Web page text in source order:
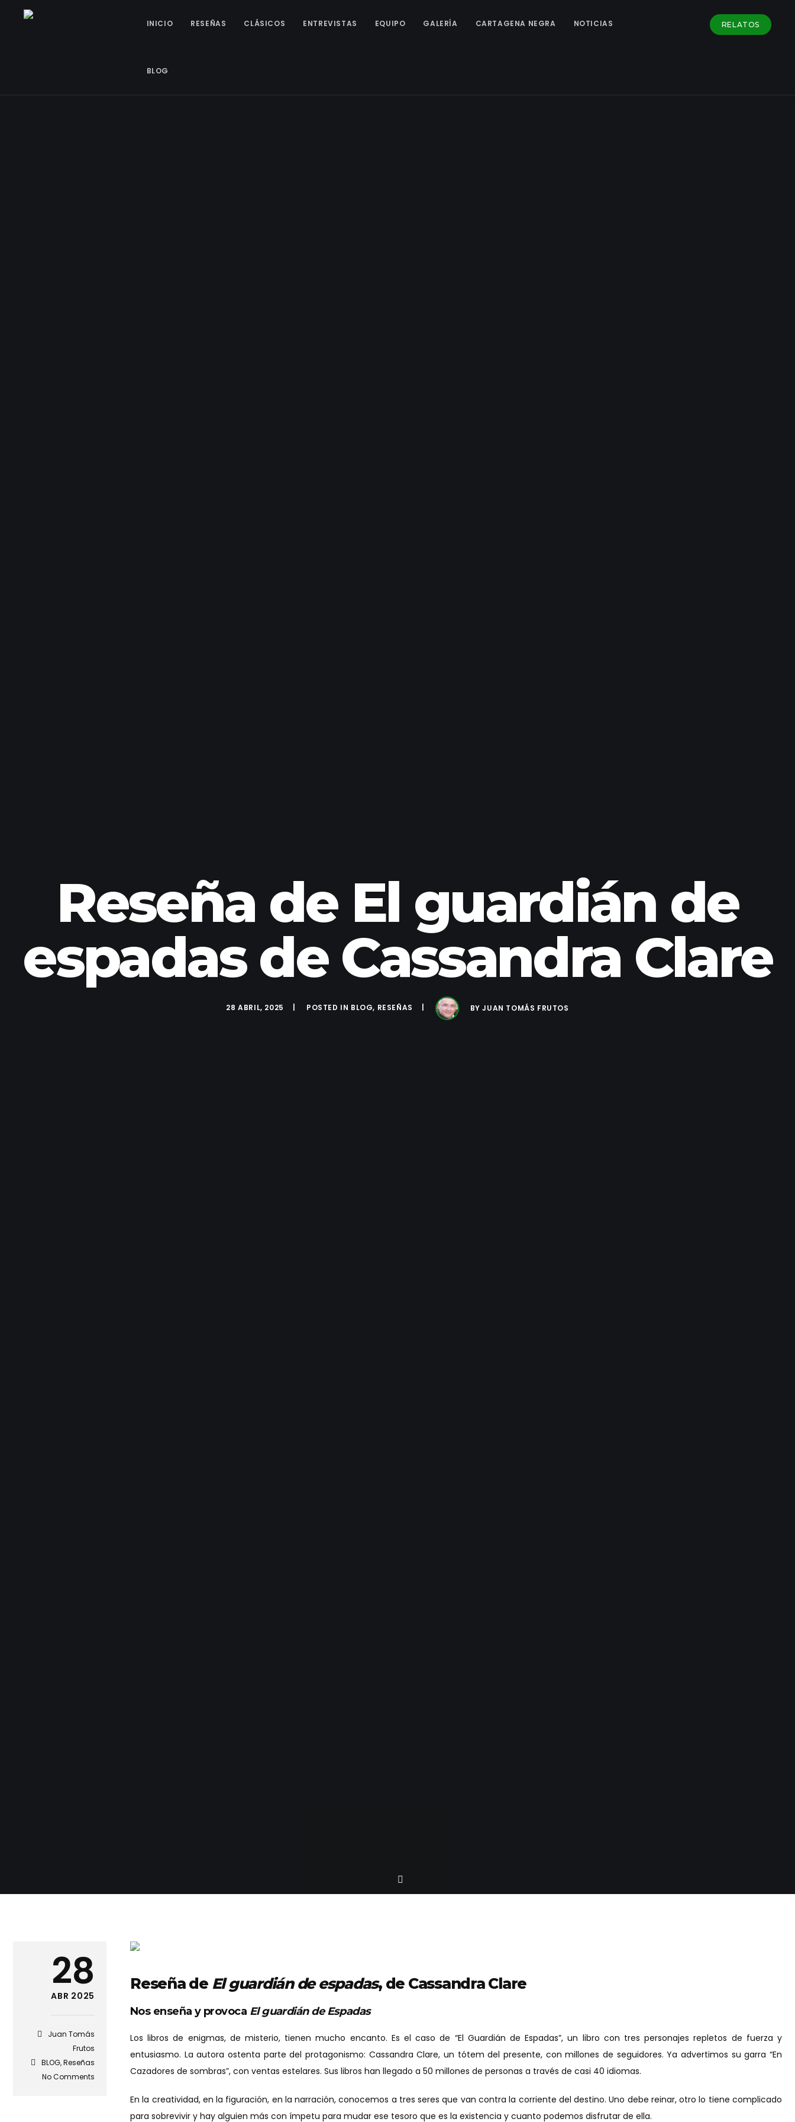
INICIO RESEÑAS CLÁSICOS ENTREVISTAS EQUIPO GALERÍA CARTAGENA NEGRA NOTICIAS
BLOG
RELATOS
Reseña de El guardián de
espadas de Cassandra Clare
28 ABRIL, 2025 POSTED IN BLOG, RESEÑAS BYJUAN TOMÁS FRUTOS
28
ABR 2025
Juan Tomás
Frutos
BLOG,Reseñas
No Comments
Reseña de El guardián de espadas, de Cassandra Clare
Nos enseña y provoca El guardián de Espadas
Los libros de enigmas, de misterio, tienen mucho encanto. Es el caso de “El Guardián de Espadas”, un libro con tres personajes repletos de fuerza y
entusiasmo. La autora ostenta parte del protagonismo: Cassandra Clare, un tótem del presente, con millones de seguidores. Ya advertimos su garra “En
Cazadores de sombras”, con ventas estelares. Sus libros han llegado a 50 millones de personas a través de casi 40 idiomas.
En la creatividad, en la figuración, en la narración, conocemos a tres seres que van contra la corriente del destino. Uno debe reinar, otro lo tiene complicado
para sobrevivir y hay alguien más con ímpetu para mudar ese tesoro que es la existencia y cuanto podemos disfrutar de ella.